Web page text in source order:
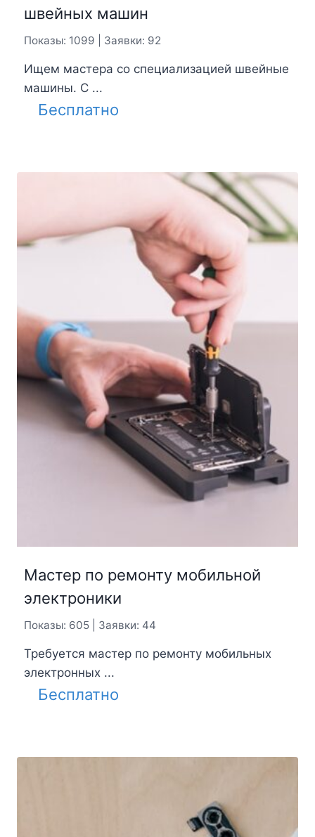
швейных машин
Показы: 1099 | Заявки: 92
Ищем мастера со специализацией швейные
машины. С ...
Бесплатно
Мастер по ремонту мобильной
электроники
Показы: 605 | Заявки: 44
Требуется мастер по ремонту мобильных
электронных ...
Бесплатно